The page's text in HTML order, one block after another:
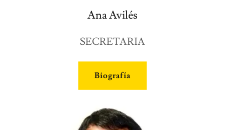
Ana Avilés
SECRETARIA
Biografía